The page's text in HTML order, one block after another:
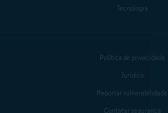
Tecnologia
Política de privacidade
Jurídico
Reportar vulnerabilidade
Contatar segurança